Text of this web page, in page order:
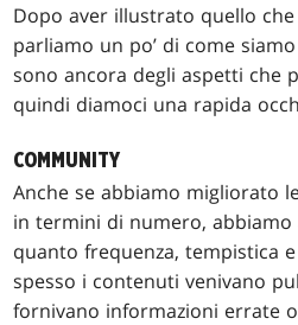
Dopo aver illustrato quello
parliamo un po’ di come
sono ancora degli aspetti che
quindi diamoci una rapida
COMMUNITY
Anche se abbiamo migliorato
in termini di numero,
quanto frequenza, tempistica
spesso i contenuti venivano
fornivano informazioni errate